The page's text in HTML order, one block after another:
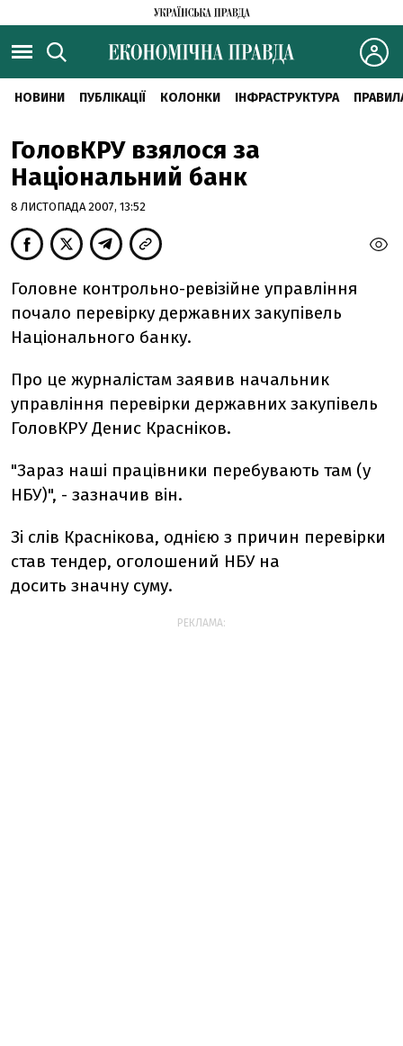
НОВИНИ ПУБЛІКАЦІЇ КОЛОНКИ ІНФРАСТРУКТУРА
ГоловКРУ взялося за
Національний банк
8 ЛИСТОПАДА 2007, 13:52
Головне контрольно-ревізійне управління
почало перевірку державних закупівель
Національного банку.
Про це журналістам заявив начальник
управління перевірки державних закупівель
ГоловКРУ Денис Красніков.
"Зараз наші працівники перебувають там (у
НБУ)", - зазначив він.
Зі слів Краснікова, однією з причин перевірки
став тендер, оголошений НБУ на
досить значну суму.
РЕКЛАМА: